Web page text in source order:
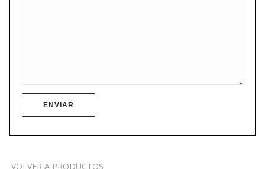
VOLVER A PRODUCTOS